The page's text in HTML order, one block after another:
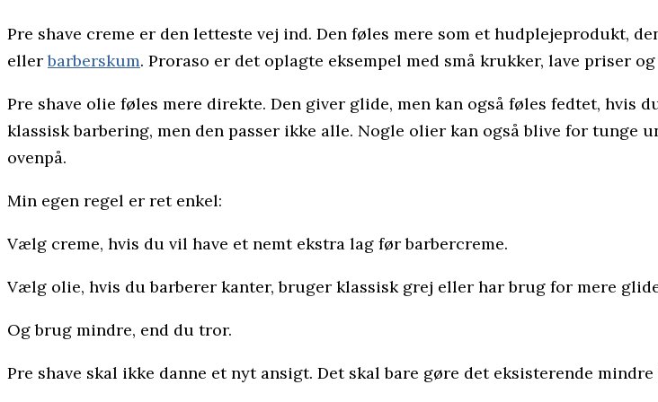
Pre shave creme er den letteste vej ind. Den føles mere som et hudplejeprodukt,
ellerbarberskum. Proraso er det oplagte eksempel med små krukker, lave priser
Pre shave olie føles mere direkte. Den giver glide, men kan også føles fedtet,
klassisk barbering, men den passer ikke alle. Nogle olier kan også blive for
ovenpå.
Min egen regel er ret enkel:
Vælg creme, hvis du vil have et nemt ekstra lag før barbercreme.
Vælg olie, hvis du barberer kanter, bruger klassisk grej eller har brug for mere
Og brug mindre, end du tror.
Pre shave skal ikke danne et nyt ansigt. Det skal bare gøre det eksisterende